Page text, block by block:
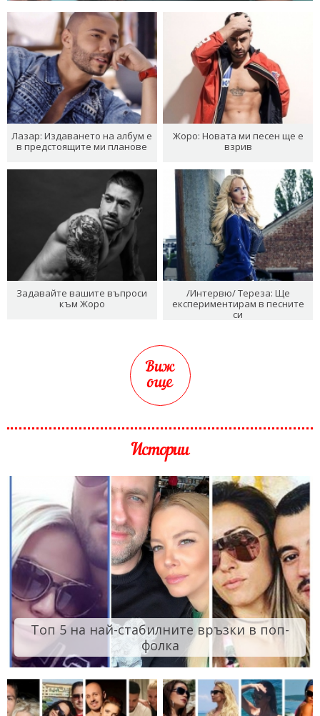
Лазар: Издаването на албум е
в предстоящите ми планове
Жоро: Новата ми песен ще е
взрив
Задавайте вашите въпроси
към Жоро
/Интервю/ Тереза: Ще
експериментирам в песните
си
Виж
още
Истории
Топ 5 на най-стабилните връзки в поп-
фолка